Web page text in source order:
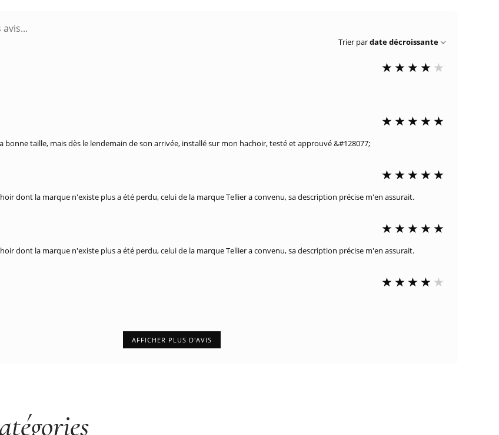
Trier pardate décroissante
bonne taille, mais dès le lendemain de son arrivée, installé sur mon hachoir, testé et approuvé &#128077;
dont la marque n'existe plus a été perdu, celui de la marque Tellier a convenu, sa description précise m'en assurait.
dont la marque n'existe plus a été perdu, celui de la marque Tellier a convenu, sa description précise m'en assurait.
AFFICHER PLUS D'AVIS